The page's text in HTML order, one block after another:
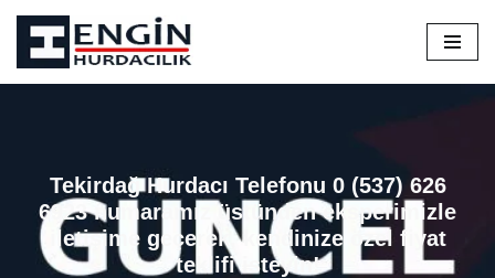
İçeriğe
geç
Tekirdağ Hurdacı Telefonu 0 (537) 626
6923 numaramız üstünden eksperimizle
iletişime geçerek, kendinize özel fiyat
teklifi isteyin!